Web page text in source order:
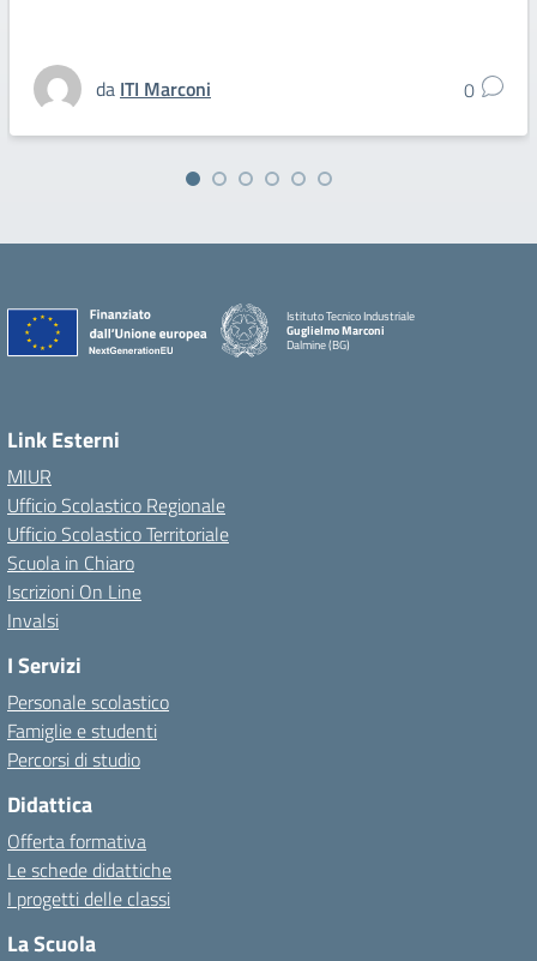
da ITI Marconi 0
Istituto Tecnico Industriale
Guglielmo Marconi
Dalmine (BG)
Link Esterni
MIUR
Ufficio Scolastico Regionale
Ufficio Scolastico Territoriale
Scuola in Chiaro
Iscrizioni On Line
Invalsi
I Servizi
Personale scolastico
Famiglie e studenti
Percorsi di studio
Didattica
Offerta formativa
Le schede didattiche
I progetti delle classi
La Scuola